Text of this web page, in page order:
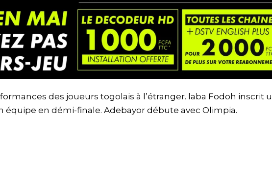
des joueurs togolais à l’étranger. laba Fodoh inscrit
en démi-finale. Adebayor débute avec Olimpia.